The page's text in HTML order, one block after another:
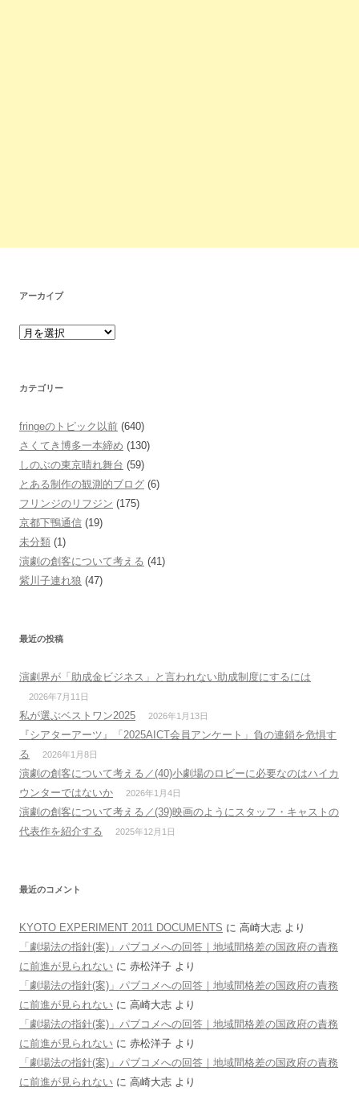
アーカイブ
カテゴリー
fringeのトピック以前 (640)
さくてき博多一本締め (130)
しのぶの東京晴れ舞台 (59)
とある制作の観測的ブログ (6)
フリンジのリフジン (175)
京都下鴨通信 (19)
未分類 (1)
演劇の創客について考える (41)
紫川子連れ狼 (47)
最近の投稿
演劇界が「助成金ビジネス」と言われない助成制度にするには
2026年7月11日
私が選ぶベストワン2025 2026年1月13日
『シアターアーツ』「2025AICT会員アンケート」負の連鎖を危惧す
る
2026年1月8日
演劇の創客について考える／(40)小劇場のロビーに必要なのはハイカ
ウンターではないか
2026年1月4日
演劇の創客について考える／(39)映画のようにスタッフ・キャストの
代表作を紹介する
2025年12月1日
最近のコメント
KYOTO EXPERIMENT 2011 DOCUMENTS に 高崎大志 より
「劇場法の指針(案)」パブコメへの回答｜地域間格差の国政府の責務
に前進が見られない に 赤松洋子 より
「劇場法の指針(案)」パブコメへの回答｜地域間格差の国政府の責務
に前進が見られない に 高崎大志 より
「劇場法の指針(案)」パブコメへの回答｜地域間格差の国政府の責務
に前進が見られない に 赤松洋子 より
「劇場法の指針(案)」パブコメへの回答｜地域間格差の国政府の責務
に前進が見られない に 高崎大志 より